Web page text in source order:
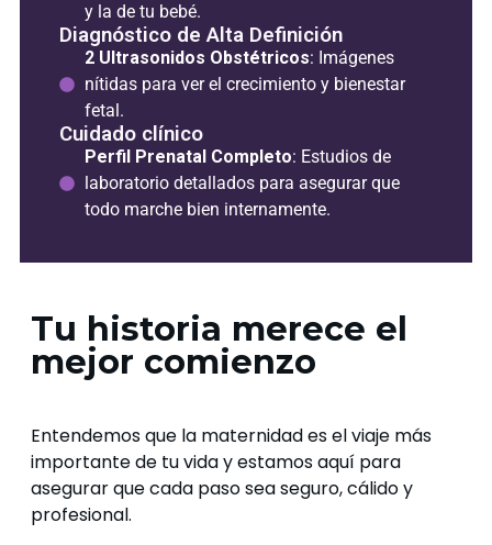
y la de tu bebé.
Diagnóstico de Alta Definición
2 Ultrasonidos Obstétricos: Imágenes
nítidas para ver el crecimiento y bienestar
fetal.
Cuidado clínico
Perfil Prenatal Completo: Estudios de
laboratorio detallados para asegurar que
todo marche bien internamente.
Tu historia merece el
mejor comienzo
Entendemos que la maternidad es el viaje más
importante de tu vida y estamos aquí para
asegurar que cada paso sea seguro, cálido y
profesional.